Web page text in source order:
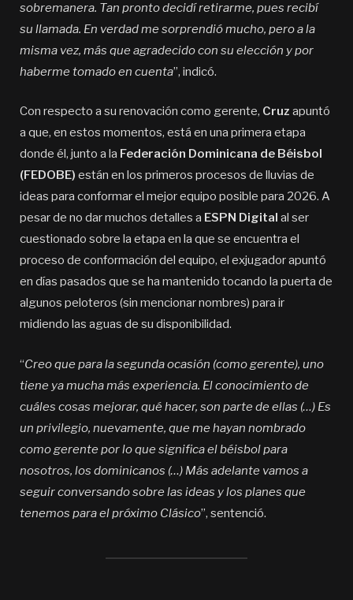
sobremanera. Tan pronto decidí retirarme, pues recibí
su llamada. En verdad me sorprendió mucho, pero a la
misma vez, más que agradecido con su elección y por
haberme tomado en cuenta”, indicó.
Con respecto a su renovación como gerente, Cruz apuntó
a que, en estos momentos, está en una primera etapa
donde él, junto a la Federación Dominicana de Béisbol
(FEDOBE) están en los primeros procesos de lluvias de
ideas para conformar el mejor equipo posible para 2026. A
pesar de no dar muchos detalles a ESPN Digital al ser
cuestionado sobre la etapa en la que se encuentra el
proceso de conformación del equipo, el exjugador apuntó
en días pasados que se ha mantenido tocando la puerta de
algunos peloteros (sin mencionar nombres) para ir
midiendo las aguas de su disponibilidad.
“Creo que para la segunda ocasión (como gerente), uno
tiene ya mucha más experiencia. El conocimiento de
cuáles cosas mejorar, qué hacer, son parte de ellas (…) Es
un privilegio, nuevamente, que me hayan nombrado
como gerente por lo que significa el béisbol para
nosotros, los dominicanos (…) Más adelante vamos a
seguir conversando sobre las ideas y los planes que
tenemos para el próximo Clásico”, sentenció.